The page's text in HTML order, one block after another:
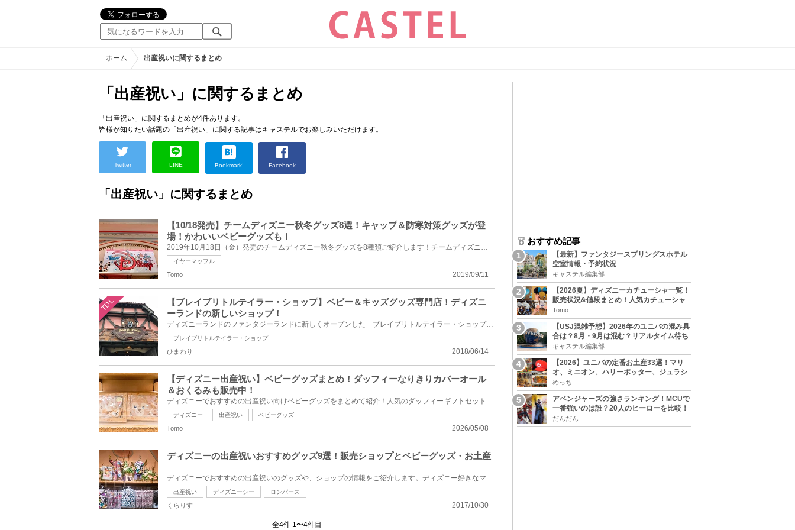
ホーム 出産祝いに関するまとめ
「出産祝い」に関するまとめ
「出産祝い」に関するまとめが4件あります。
皆様が知りたい話題の「出産祝い」に関する記事はキャステルでお楽しみいただけます。
Twitter LINE Bookmark! Facebook
「出産祝い」に関するまとめ
【10/18発売】チームディズニー秋冬グッズ8選！キャップ＆防寒対策グッズが登
場！かわいいベビーグッズも！
2019年10月18日（金）発売のチームディズニー秋冬グッズを8種類ご紹介します！チームディズニーの新作グ...
イヤーマッフル
2019/09/11
Tomo
TDL
【ブレイブリトルテイラー・ショップ】ベビー＆キッズグッズ専門店！ディズニ
ーランドの新しいショップ！
ディズニーランドのファンタジーランドに新しくオープンした「ブレイブリトルテイラー・ショップ」のご...
ブレイブリトルテイラー・ショップ
2018/06/14
ひまわり
【ディズニー出産祝い】ベビーグッズまとめ！ダッフィーなりきりカバーオール
＆おくるみも販売中！
ディズニーでおすすめの出産祝い向けベビーグッズをまとめて紹介！人気のダッフィーギフトセットやスタ...
ディズニー 出産祝い ベビーグッズ
2026/05/08
Tomo
ディズニーの出産祝いおすすめグッズ9選！販売ショップとベビーグッズ・お土産
ディズニーでおすすめの出産祝いのグッズや、ショップの情報をご紹介します。ディズニー好きなママにプ...
出産祝い ディズニーシー ロンパース
2017/10/30
くらりす
全4件 1〜4件目
おすすめ記事
【最新】ファンタジースプリングスホテル
空室情報・予約状況
キャステル編集部
【2026夏】ディズニーカチューシャ一覧！
販売状況&値段まとめ！人気カチューシャ
をチェック
Tomo
【USJ混雑予想】2026年のユニバの混み具
合は？8月・9月は混む？リアルタイム待ち
時間アプリも
キャステル編集部
【2026】ユニバの定番お土産33選！マリ
オ、ミニオン、ハリーポッター、ジュラシ
ックパーク、セサミ、SINGなどのグッズ情
報
めっち
アベンジャーズの強さランキング！MCUで
一番強いのは誰？20人のヒーローを比較！
だんだん